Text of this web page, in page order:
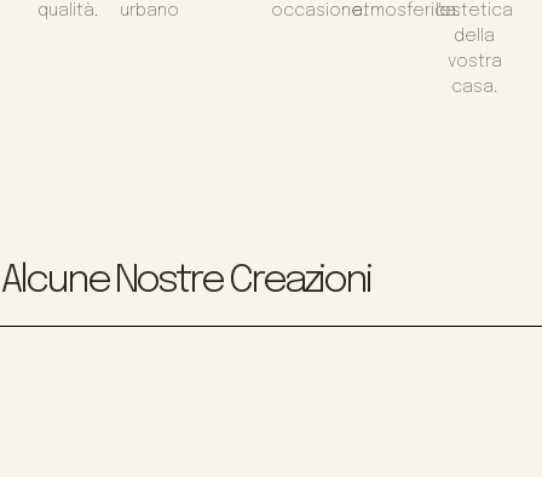
qualità.
urbano
occasione.atmosferica.l'estetica
della
vostra
casa.
Alcune Nostre Creazioni